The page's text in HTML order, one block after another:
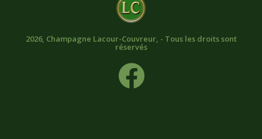
2026, Champagne Lacour-Couvreur, - Tous les droits sont
réservés